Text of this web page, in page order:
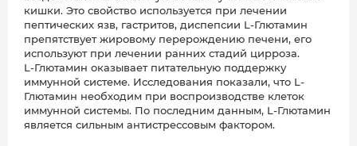
кишки. Это свойство используется при лечении
пептических язв, гастритов, диспепсии L-Глютамин
препятствует жировому перерождению печени, его
используют при лечении ранних стадий цирроза.
L-Глютамин оказывает питательную поддержку
иммунной системе. Исследования показали, что L-
Глютамин необходим при воспроизводстве клеток
иммунной системы. По последним данным, L-Глютамин
является сильным антистрессовым фактором.